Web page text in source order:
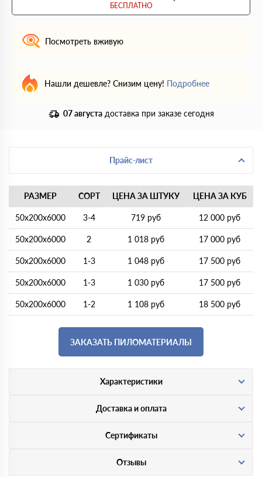
БЕСПЛАТНО
Посмотреть вживую
Нашли дешевле? Снизим цену! Подробнее
07 августа доставка при заказе сегодня
Прайс-лист
РАЗМЕР СОРТ ЦЕНА ЗА ШТУКУ ЦЕНА ЗА КУБ
50х200х6000 3-4 719 руб 12 000 руб
50х200х6000 2 1 018 руб 17 000 руб
50х200х6000 1-3 1 048 руб 17 500 руб
50х200х6000 1-3 1 030 руб 17 500 руб
50х200х6000 1-2 1 108 руб 18 500 руб
ЗАКАЗАТЬ ПИЛОМАТЕРИАЛЫ
Характеристики
Доставка и оплата
Сертификаты
Отзывы